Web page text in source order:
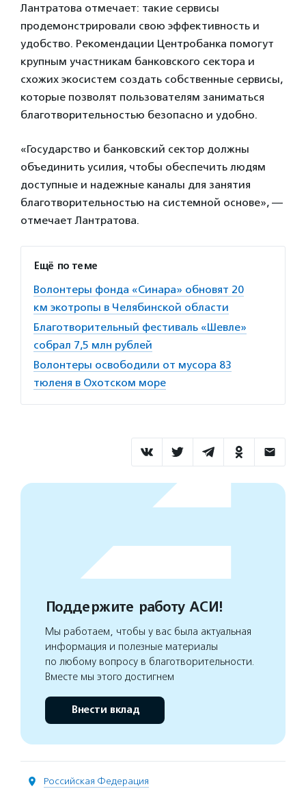
Лантратова отмечает: такие сервисы
продемонстрировали свою эффективность и
удобство. Рекомендации Центробанка помогут
крупным участникам банковского сектора и
схожих экосистем создать собственные сервисы,
которые позволят пользователям заниматься
благотворительностью безопасно и удобно.
«Государство и банковский сектор должны
объединить усилия, чтобы обеспечить людям
доступные и надежные каналы для занятия
благотворительностью на системной основе», —
отмечает Лантратова.
Ещё по теме
Волонтеры фонда «Синара» обновят 20
км экотропы в Челябинской области
Благотворительный фестиваль «Шевле»
собрал 7,5 млн рублей
Волонтеры освободили от мусора 83
тюленя в Охотском море
Поддержите работу АСИ!
Мы работаем, чтобы у вас была актуальная
информация и полезные материалы
по любому вопросу в благотворительности.
Вместе мы этого достигнем
Внести вклад
Российская Федерация